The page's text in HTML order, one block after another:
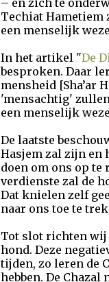
– en zich te
Techiat Hametiem
een menselijk
In het artikel "De
besproken. Daar
mensheid [Sha’ar
'mensachtig'
een menselijk
De laatste
Hasjem zal zijn en
doen om ons op te
verdienste zal de
Dat knielen zelf
naar ons toe te
Tot slot richten wij
hond. Deze
tijden, zo leren de
hebben. De Chazal